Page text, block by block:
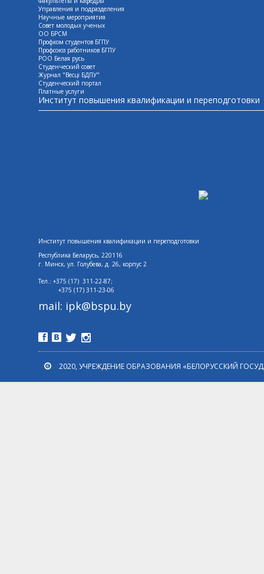
Управления и подразделения
Научные мероприятия
Совет молодых ученых
ОО БРСМ
Профком студентов БГПУ
Профсоюз работников БГПУ
РОО Белая русь
Студенческий совет
Журнал "Весцi БДПУ"
Студенческий портал
Платные услуги
Институт повышения квалификации и переподготовки
Институт повышения квалификации и переподготовки
Республика Беларусь, 220116
г. Минск, ул. Голубева, д. 26, корпус 2
Тел.: +375 (17) 311-22-87;
+375 (17) 311-23-06
mail: ipk@bspu.by
2020, УЧРЕЖДЕНИЕ ОБРАЗОВАНИЯ «БЕЛОРУССКИЙ